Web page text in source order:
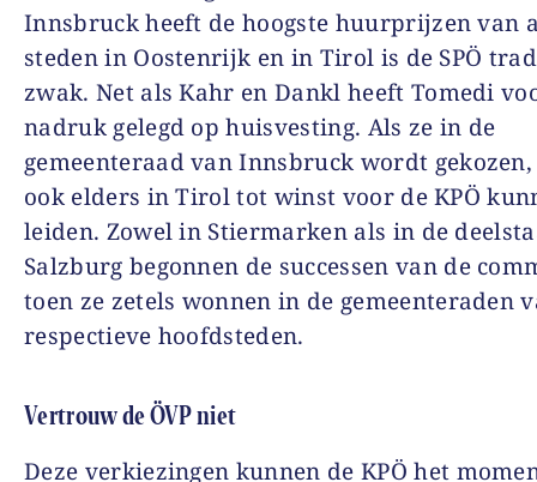
Innsbruck heeft de hoogste huurprijzen van
steden in Oostenrijk en in Tirol is de SPÖ
zwak. Net als Kahr en Dankl heeft Tomedi
nadruk gelegd op huisvesting. Als ze in de
gemeenteraad van Innsbruck wordt
ook elders in Tirol tot winst voor de KPÖ
leiden. Zowel in Stiermarken als in de
Salzburg begonnen de successen van de
toen ze zetels wonnen in de gemeenteraden
respectieve hoofdsteden.
Vertrouw de ÖVP niet
Deze verkiezingen kunnen de KPÖ het